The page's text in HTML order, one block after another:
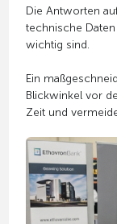
Die Antworten
technische
wichtig sind.
Ein
Blickwinkel vor
Zeit und